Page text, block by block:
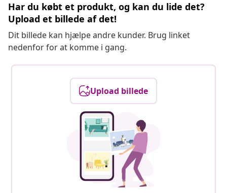
Har du købt et produkt, og kan du lide det?
Upload et billede af det!
Dit billede kan hjælpe andre kunder. Brug linket
nedenfor for at komme i gang.
Upload billede